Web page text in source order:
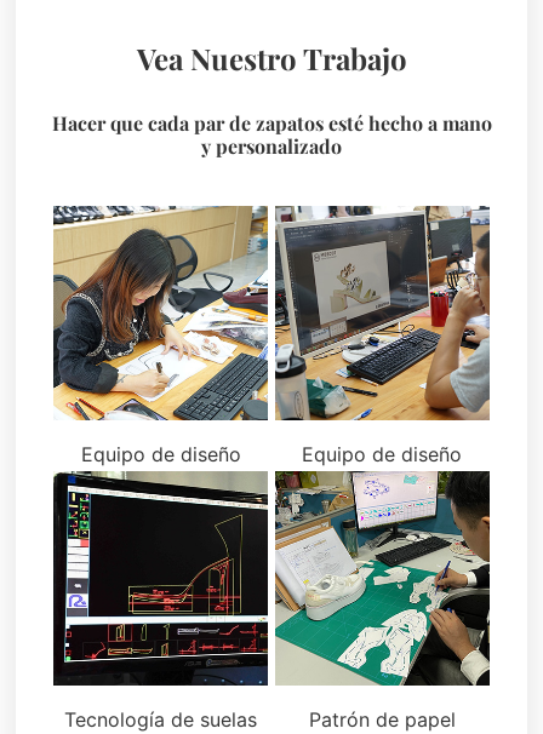
Vea Nuestro Trabajo
Hacer que cada par de zapatos esté hecho a mano
y personalizado
Equipo de diseño Equipo de diseño
Tecnología de suelas
Patrón de papel